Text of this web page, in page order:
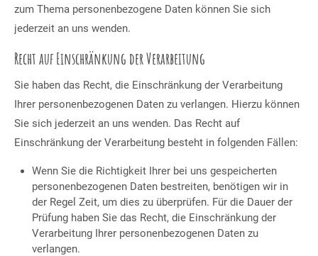
zum Thema personenbezogene Daten können Sie sich
jederzeit an uns wenden.
Recht auf Einschränkung der Verarbeitung
Sie haben das Recht, die Einschränkung der Verarbeitung
Ihrer personenbezogenen Daten zu verlangen. Hierzu können
Sie sich jederzeit an uns wenden. Das Recht auf
Einschränkung der Verarbeitung besteht in folgenden Fällen:
Wenn Sie die Richtigkeit Ihrer bei uns gespeicherten
personenbezogenen Daten bestreiten, benötigen wir in
der Regel Zeit, um dies zu überprüfen. Für die Dauer der
Prüfung haben Sie das Recht, die Einschränkung der
Verarbeitung Ihrer personenbezogenen Daten zu
verlangen.